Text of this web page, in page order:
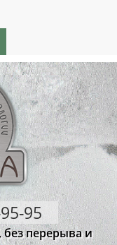
95
без перерыва и